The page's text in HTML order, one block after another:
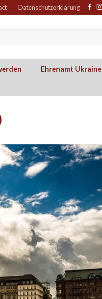
Datenschutzerklärung
Ehrenamt Ukraine